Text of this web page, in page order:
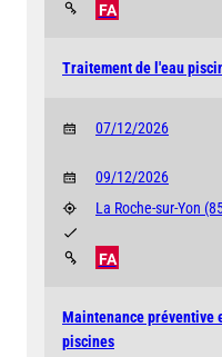
FA
Traitement de l'eau
07/12/2026
09/12/2026
La Roche-sur-Yon
FA
Maintenance préventive
piscines